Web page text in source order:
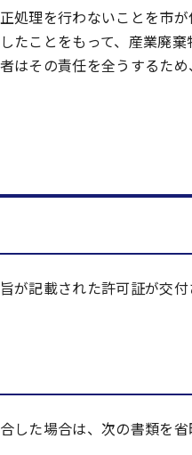
処理を行わないことを市
ことをもって、産業廃
はその責任を全うするた
が記載された許可証が交
た場合は、次の書類を省